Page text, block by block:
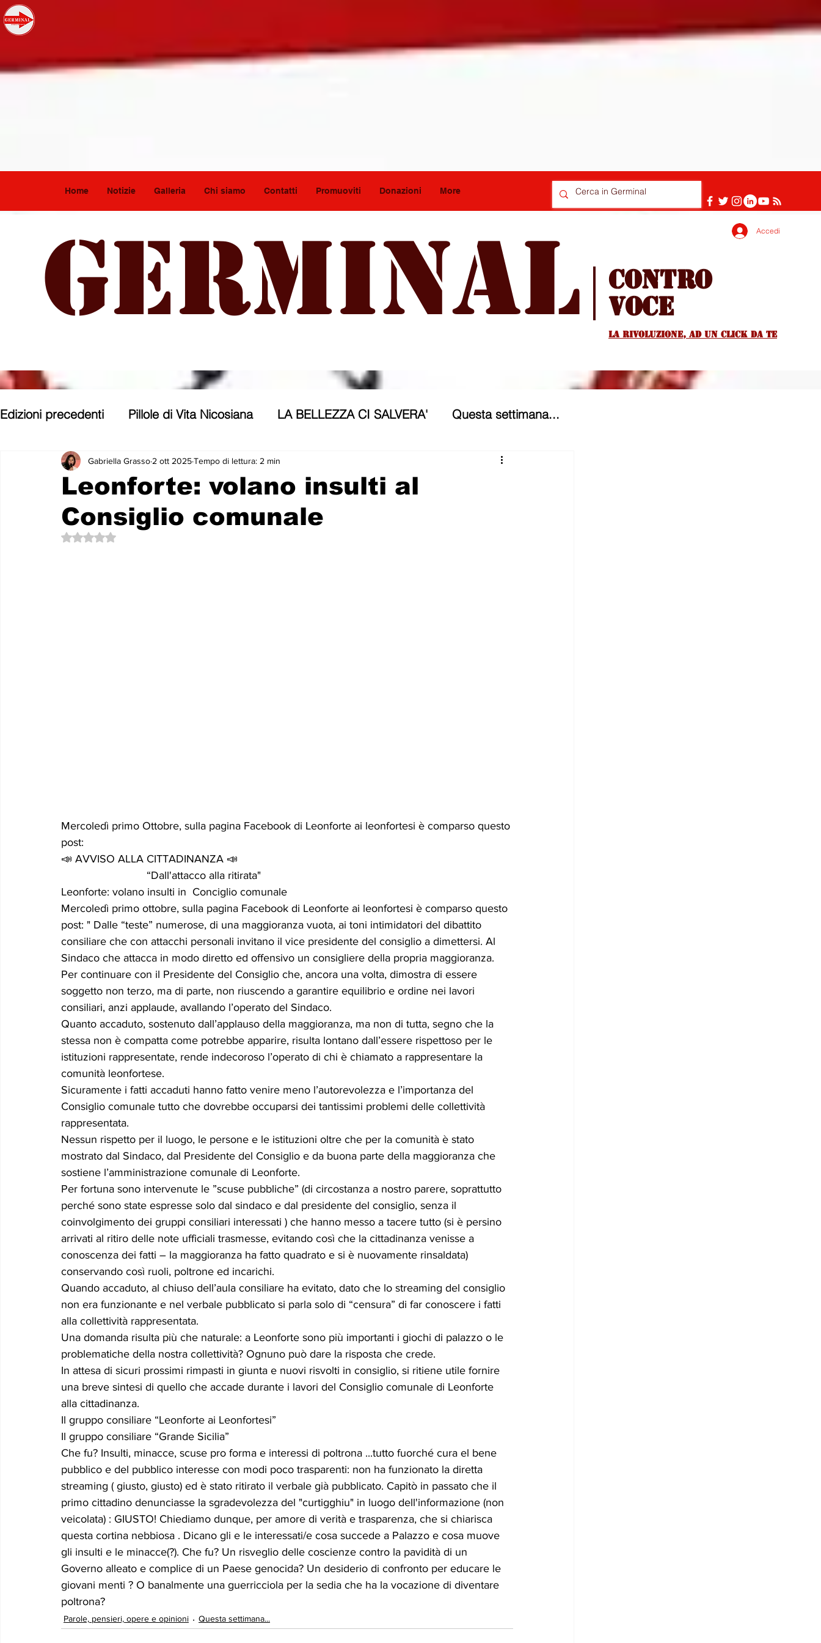
Home Notizie Galleria Chi siamo Contatti Promuoviti Donazioni More
Germinal Accedi
Contro
voce
La rivoluzione, ad un Click da te
Edizioni precedenti Pillole di Vita Nicosiana LA BELLEZZA CI SALVERA' Questa settimana...
Parole, pensieri, opere e opinioni Entroterra
Con gli occhi di uno Zoomer Politica nostrana Politica forestiera
Leonforte: volano insulti al
Consiglio comunale
Gabriella Grasso 2 ott 2025Tempo di lettura: 2 min
Valutazione NaN stelle su 5.
Mercoledì primo Ottobre, sulla pagina Facebook di Leonforte ai leonfortesi è comparso questo
post:
📣 AVVISO ALLA CITTADINANZA 📣
                            “Dall'attacco alla ritirata"
Leonforte: volano insulti in  Conciglio comunale
Mercoledì primo ottobre, sulla pagina Facebook di Leonforte ai leonfortesi è comparso questo
post: " Dalle “teste” numerose, di una maggioranza vuota, ai toni intimidatori del dibattito
consiliare che con attacchi personali invitano il vice presidente del consiglio a dimettersi. Al
Sindaco che attacca in modo diretto ed offensivo un consigliere della propria maggioranza.
Per continuare con il Presidente del Consiglio che, ancora una volta, dimostra di essere
soggetto non terzo, ma di parte, non riuscendo a garantire equilibrio e ordine nei lavori
consiliari, anzi applaude, avallando l’operato del Sindaco.
Quanto accaduto, sostenuto dall’applauso della maggioranza, ma non di tutta, segno che la
stessa non è compatta come potrebbe apparire, risulta lontano dall’essere rispettoso per le
istituzioni rappresentate, rende indecoroso l’operato di chi è chiamato a rappresentare la
comunità leonfortese.
Sicuramente i fatti accaduti hanno fatto venire meno l’autorevolezza e l’importanza del
Consiglio comunale tutto che dovrebbe occuparsi dei tantissimi problemi delle collettività
rappresentata.
Nessun rispetto per il luogo, le persone e le istituzioni oltre che per la comunità è stato
mostrato dal Sindaco, dal Presidente del Consiglio e da buona parte della maggioranza che
sostiene l’amministrazione comunale di Leonforte.
Per fortuna sono intervenute le ”scuse pubbliche” (di circostanza a nostro parere, soprattutto
perché sono state espresse solo dal sindaco e dal presidente del consiglio, senza il
coinvolgimento dei gruppi consiliari interessati ) che hanno messo a tacere tutto (si è persino
arrivati al ritiro delle note ufficiali trasmesse, evitando così che la cittadinanza venisse a
conoscenza dei fatti – la maggioranza ha fatto quadrato e si è nuovamente rinsaldata)
conservando così ruoli, poltrone ed incarichi.
Quando accaduto, al chiuso dell’aula consiliare ha evitato, dato che lo streaming del consiglio
non era funzionante e nel verbale pubblicato si parla solo di “censura” di far conoscere i fatti
alla collettività rappresentata.
Una domanda risulta più che naturale: a Leonforte sono più importanti i giochi di palazzo o le
problematiche della nostra collettività? Ognuno può dare la risposta che crede.
In attesa di sicuri prossimi rimpasti in giunta e nuovi risvolti in consiglio, si ritiene utile fornire
una breve sintesi di quello che accade durante i lavori del Consiglio comunale di Leonforte
alla cittadinanza.
Il gruppo consiliare “Leonforte ai Leonfortesi”
Il gruppo consiliare “Grande Sicilia”
Che fu? Insulti, minacce, scuse pro forma e interessi di poltrona ...tutto fuorché cura el bene
pubblico e del pubblico interesse con modi poco trasparenti: non ha funzionato la diretta
streaming ( giusto, giusto) ed è stato ritirato il verbale già pubblicato. Capitò in passato che il
primo cittadino denunciasse la sgradevolezza del "curtigghiu" in luogo dell'informazione (non
veicolata) : GIUSTO! Chiediamo dunque, per amore di verità e trasparenza, che si chiarisca
questa cortina nebbiosa . Dicano gli e le interessati/e cosa succede a Palazzo e cosa muove
gli insulti e le minacce(?). Che fu? Un risveglio delle coscienze contro la pavidità di un
Governo alleato e complice di un Paese genocida? Un desiderio di confronto per educare le
giovani menti ? O banalmente una guerricciola per la sedia che ha la vocazione di diventare
poltrona?
Parole, pensieri, opere e opinioni Questa settimana...